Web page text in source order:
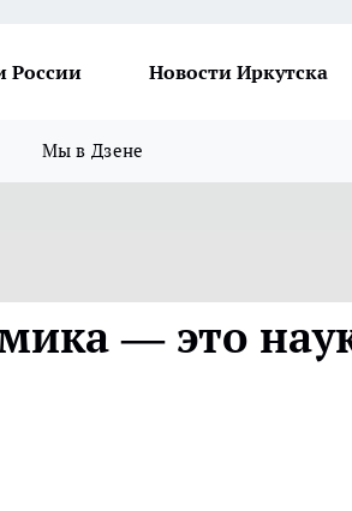
России Новости Иркутска
Мы в Дзене
— это